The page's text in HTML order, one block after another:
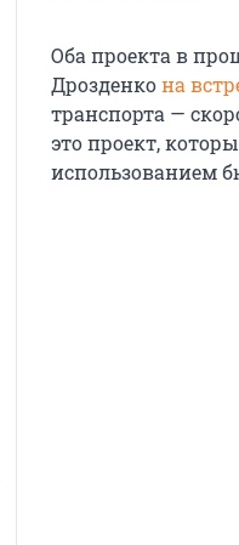
Оба проекта в
Дрозденкона
транспорта —
это проект,
использованием